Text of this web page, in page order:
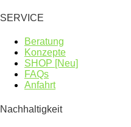
SERVICE
Beratung
Konzepte
SHOP [Neu]
FAQs
Anfahrt
Nachhaltigkeit